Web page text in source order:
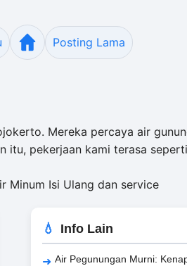
Posting Lama
Mereka percaya air
pekerjaan kami terasa
Minum Isi Ulang dan service
Info Lain
Air Pegunungan Murni: